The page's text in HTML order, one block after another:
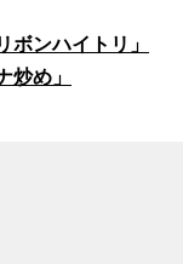
ボンハイトリ」
炒め」